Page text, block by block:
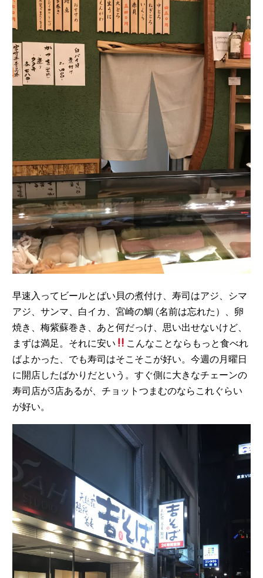
早速入ってビールとばい貝の煮付け、寿司はアジ、シマ
アジ、サンマ、白イカ、宮崎の鯛 (名前は忘れた）、卵
焼き、梅紫蘇巻き、あと何だっけ、思い出せないけど、
まずは満足。それに安い
こんなことならもっと食べれ
ばよかった、でも寿司はそこそこが好い。今週の月曜日
に開店したばかりだという。すぐ側に大きなチェーンの
寿司店が3店あるが、チョットつまむのならこれぐらい
が好い。